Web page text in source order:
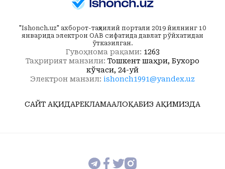
"Ishonch.uz" ахборот-таҳлилий портали 2019 йилнинг 10
январида электрон ОАВ сифатида давлат рўйхатидан
ўтказилган.
Гувоҳнома рақами: 1263
Таҳририят манзили: Тошкент шаҳри, Бухоро
кўчаси, 24-уй
Электрон манзил: ishonch1991@yandex.uz
САЙТ ҲАҚИДАРЕКЛАМААЛОҚАБИЗ ҲАҚИМИЗДА